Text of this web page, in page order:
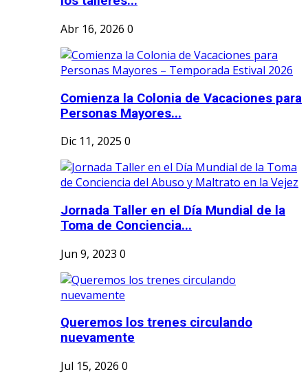
Abr 16, 2026 0
Comienza la Colonia de Vacaciones para
Personas Mayores...
Dic 11, 2025 0
Jornada Taller en el Día Mundial de la
Toma de Conciencia...
Jun 9, 2023 0
Queremos los trenes circulando
nuevamente
Jul 15, 2026 0